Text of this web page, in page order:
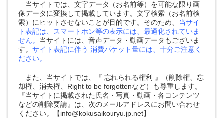
当サイトでは、文字データ（お名前等）を可能な限り画
像データに変換して掲載しています。文字検索（お名前検
索）にヒットさせないことが目的です。そのため、 当サイ
ト表記は、スマートホン等の表示には、最適化されていま
せん。 当サイトには、音声データ・動画データもございま
す。サイト表記に伴う 消費パケット量には、十分ご注意く
ださい。
また、当サイトでは、『 忘れられる権利 』（削除権、忘
却権、消去権、Right to be forgottenなど）も尊重します。
『当サイトに掲載された氏名・写真・動画・各コンテンツ
などの削除要請』は、次のメールアドレスにお問い合わせ
ください。【info@kokusaikouryu.jp.net】